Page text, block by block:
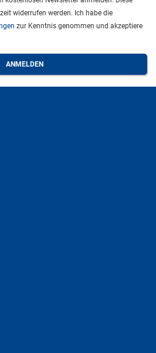
widerrufen werden. Ich habe die
zur Kenntnis genommen und akzeptiere